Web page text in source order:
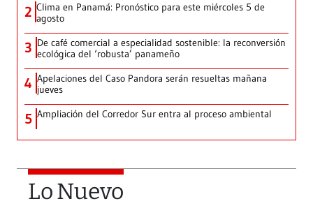
2 Clima en Panamá: Pronóstico para este miércoles 5 de
agosto
3 De café comercial a especialidad sostenible: la reconversión
ecológica del ‘robusta’ panameño
4 Apelaciones del Caso Pandora serán resueltas mañana
jueves
5 Ampliación del Corredor Sur entra al proceso ambiental
Lo Nuevo